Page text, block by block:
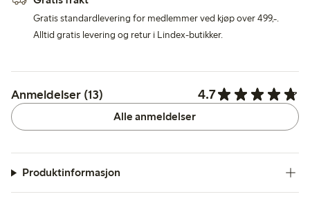
Gratis standardlevering for medlemmer ved kjøp over 499,-.
Alltid gratis levering og retur i Lindex-butikker.
Anmeldelser (13) 4.7
Alle anmeldelser
Produktinformasjon